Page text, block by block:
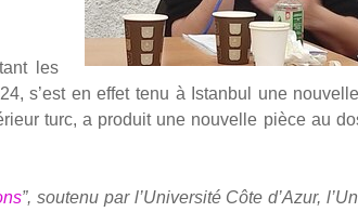
les
s’est en effet tenu à Istan­bul une
turc, a pro­duit une nou­velle pièce au
”, sou­te­nu par l’Université Côte d’Azur,